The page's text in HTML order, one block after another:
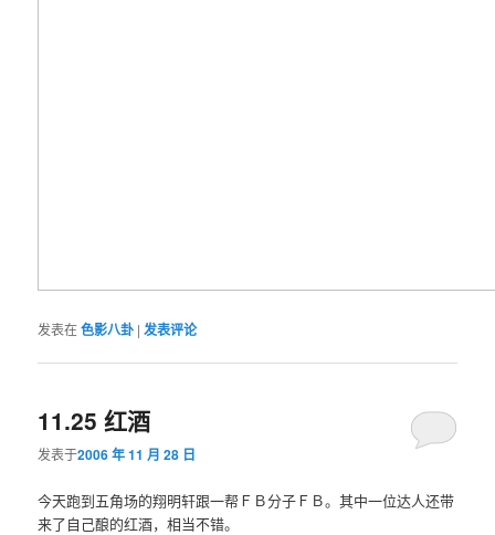
发表在色影八卦 |发表评论
11.25 红酒
发表于2006 年 11 月 28 日
今天跑到五角场的翔明轩跟一帮ＦＢ分子ＦＢ。其中一位达人还带
来了自己酿的红酒，相当不错。